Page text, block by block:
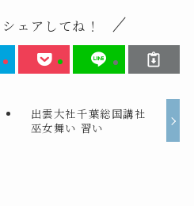
ェアしてね！
出雲大社千葉総国講社
巫女舞い 習い